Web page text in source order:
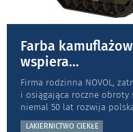
Farba
wspiera...
Firma rodzinna NOVOL,
i osiągająca roczne obroty
niemal 50 lat rozwija
LAKIERNICTWO CIEKŁE